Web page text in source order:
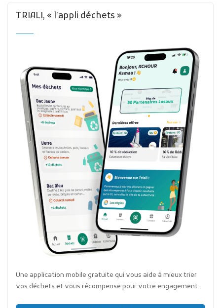
TRIALI, « l’appli déchets »
Une application mobile gratuite qui vous aide à mieux trier
vos déchets et vous récompense pour votre engagement.